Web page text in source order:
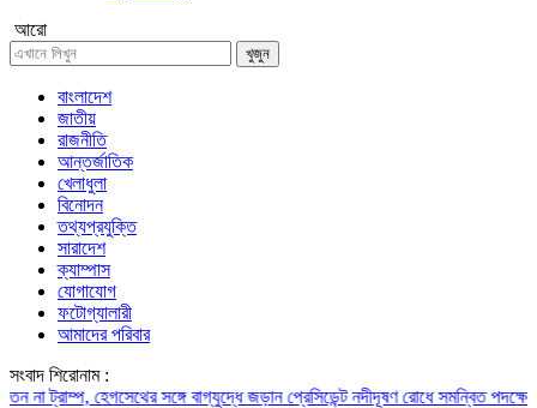
আরো
খুজুন
বাংলাদেশ
জাতীয়
রাজনীতি
আন্তর্জাতিক
খেলাধুলা
বিনোদন
তথ্যপ্রযুক্তি
সারাদেশ
ক্যাম্পাস
যোগাযোগ
ফটোগ্যালারী
আমাদের পরিবার
সংবাদ শিরোনাম :
হেগসেথের সঙ্গে বাগ্‌যুদ্ধে জড়ান প্রেসিডেন্টনদীদূষণ রোধে সমন্বিত পদক্ষেপ